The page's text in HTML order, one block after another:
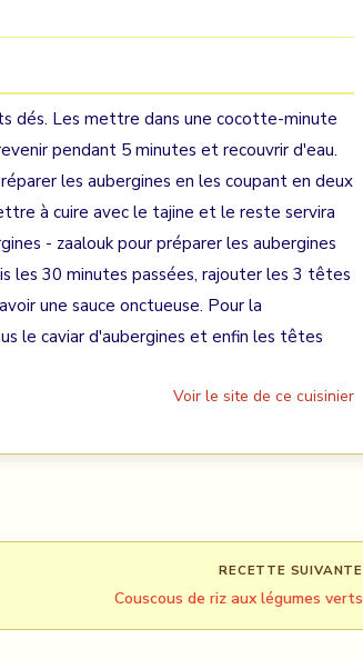
dés. Les mettre dans une cocotte-minute
pendant 5 minutes et recouvrir d'eau.
les aubergines en les coupant en deux
à cuire avec le tajine et le reste servira
- zaalouk pour préparer les aubergines
les 30 minutes passées, rajouter les 3 têtes
une sauce onctueuse. Pour la
le caviar d'aubergines et enfin les têtes
Voir le site de ce cuisinier
RECETTE SUIVANTE
Couscous de riz aux légumes verts